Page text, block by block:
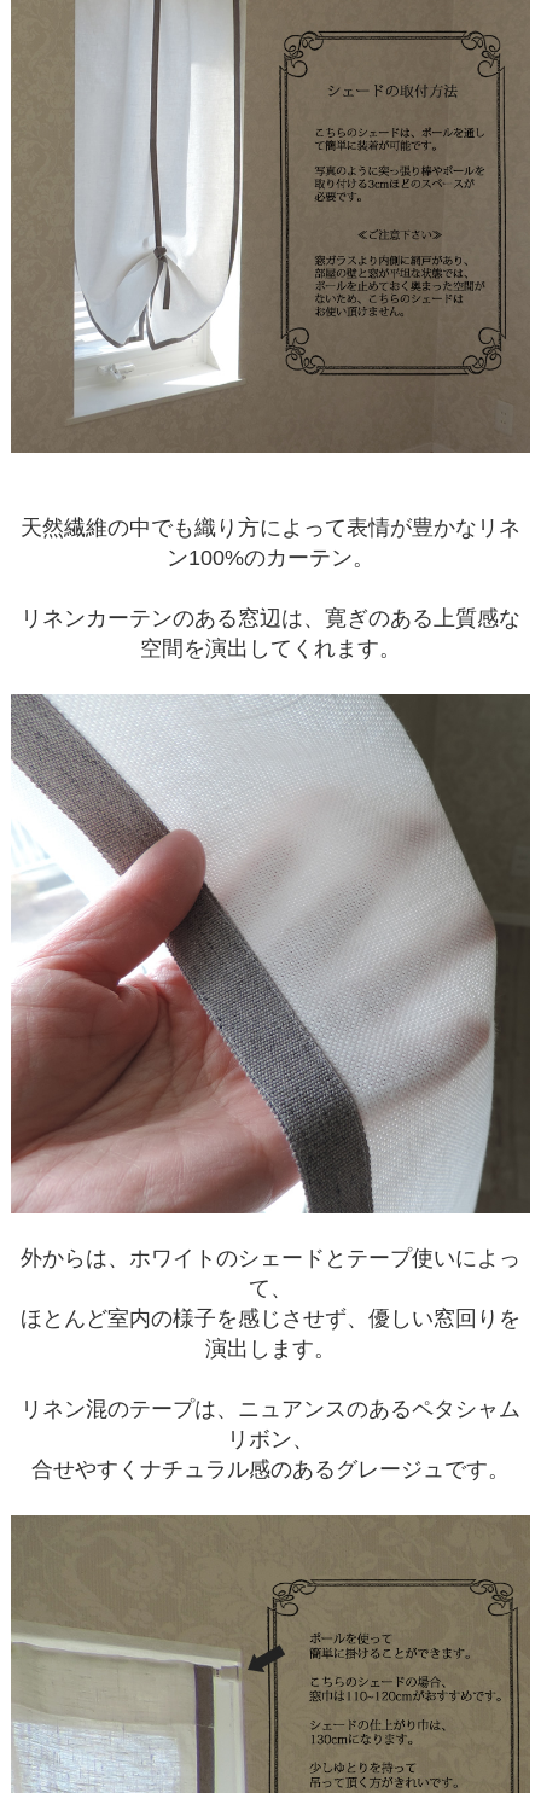
天然繊維の中でも織り方によって表情が豊かなリネ
ン100%のカーテン。
リネンカーテンのある窓辺は、寛ぎのある上質感な
空間を演出してくれます。
外からは、ホワイトのシェードとテープ使いによっ
て、
ほとんど室内の様子を感じさせず、優しい窓回りを
演出します。
リネン混のテープは、ニュアンスのあるペタシャム
リボン、
合せやすくナチュラル感のあるグレージュです。